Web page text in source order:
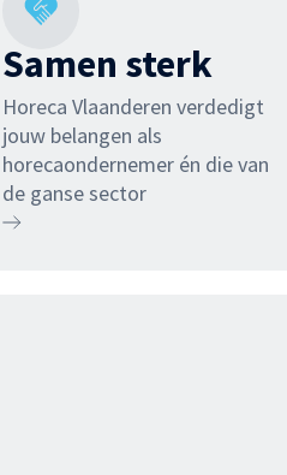
Samen sterk
Horeca Vlaanderen verdedigt
jouw belangen als
horecaondernemer én die van
de ganse sector